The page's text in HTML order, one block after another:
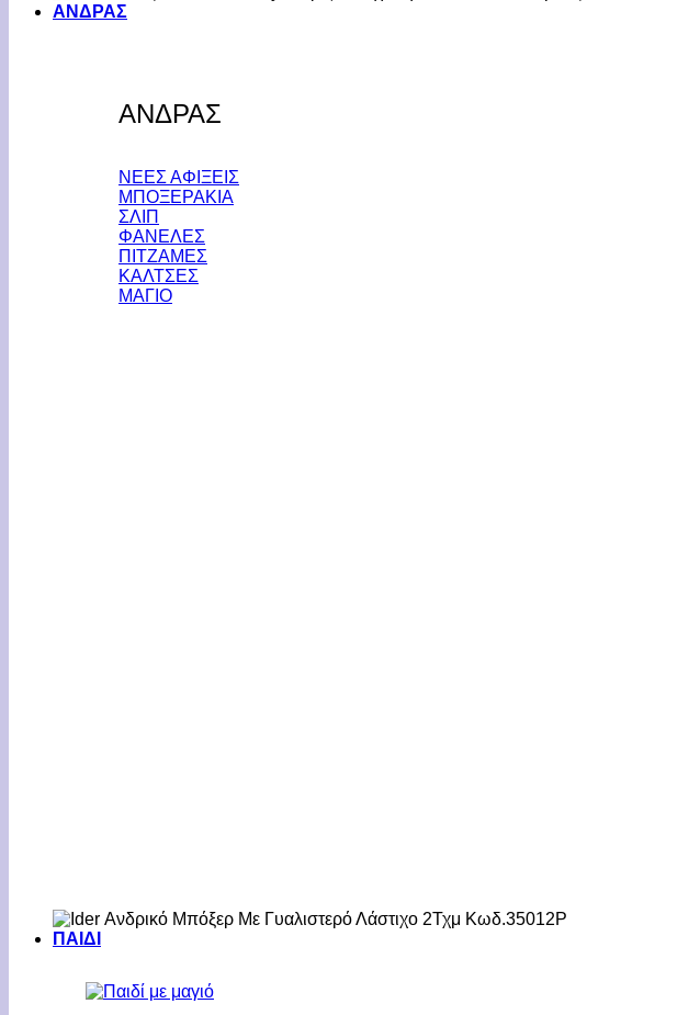
ΑΝΔΡΑΣ
ΑΝΔΡΑΣ
ΝΕΕΣ ΑΦΙΞΕΙΣ
ΜΠΟΞΕΡΑΚΙΑ
ΣΛΙΠ
ΦΑΝΕΛΕΣ
ΠΙΤΖΑΜΕΣ
ΚΑΛΤΣΕΣ
ΜΑΓΙΟ
ΠΑΙΔΙ